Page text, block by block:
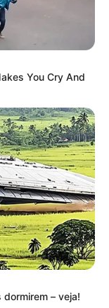
com informações
cidade à redação do
@gmail.com ou por
You Cry And
– veja!